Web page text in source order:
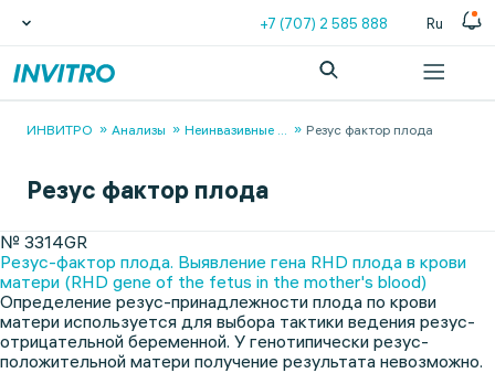
+7 (707) 2 585 888 Ru
ИНВИТРО Анализы Неинвазивные ... Резус фактор плода
Резус фактор плода
№ 3314GR
Резус-фактор плода. Выявление гена RHD плода в крови
матери (RHD gene of the fetus in the mother's blood)
Определение резус-принадлежности плода по крови
матери используется для выбора тактики ведения резус-
отрицательной беременной. У генотипически резус-
положительной матери получение результата невозможно.